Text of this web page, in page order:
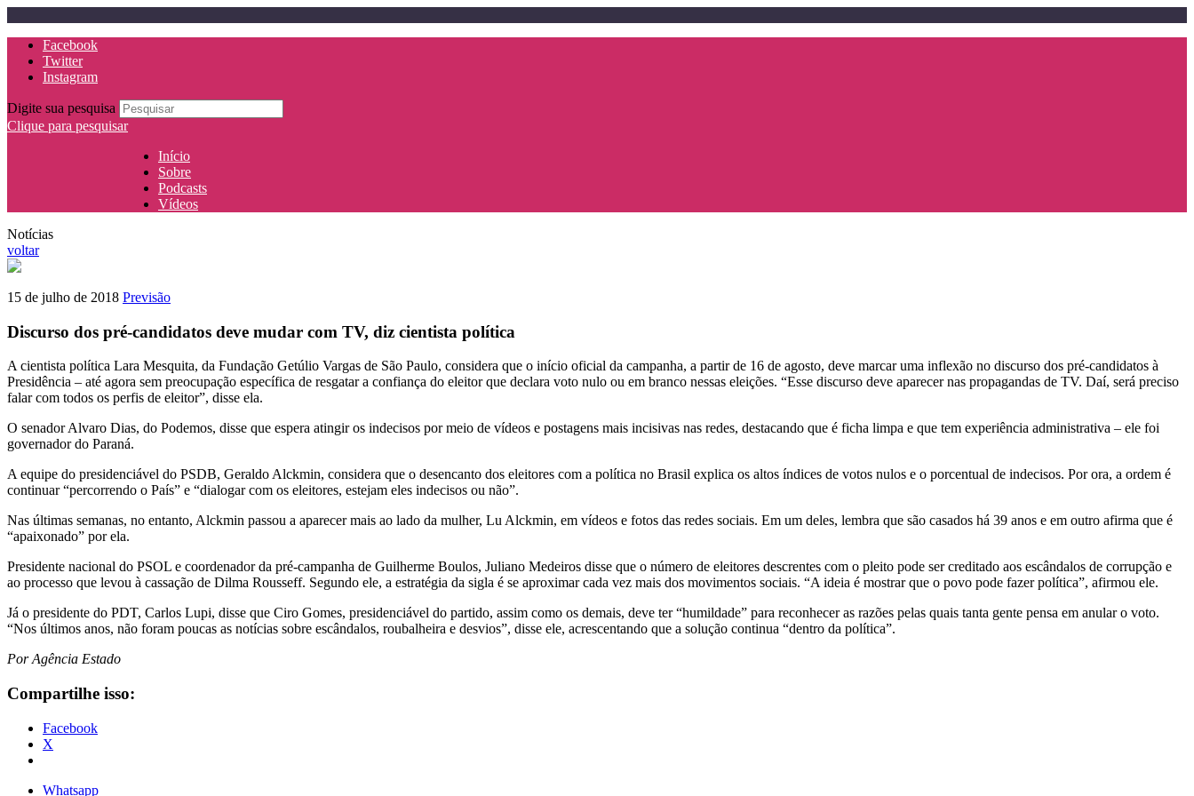
Facebook
Twitter
Instagram
Digite sua pesquisa
Clique para pesquisar
Início
Sobre
Podcasts
Vídeos
Notícias
voltar
15 de julho de 2018 Previsão
Discurso dos pré-candidatos deve mudar com TV, diz cientista política
A cientista política Lara Mesquita, da Fundação Getúlio Vargas de São Paulo, considera que o início oficial da campanha, a partir de 16 de agosto, deve marcar uma inflexão no discurso dos pré-candidatos à
Presidência – até agora sem preocupação específica de resgatar a confiança do eleitor que declara voto nulo ou em branco nessas eleições. “Esse discurso deve aparecer nas propagandas de TV. Daí, será preciso
falar com todos os perfis de eleitor”, disse ela.
O senador Alvaro Dias, do Podemos, disse que espera atingir os indecisos por meio de vídeos e postagens mais incisivas nas redes, destacando que é ficha limpa e que tem experiência administrativa – ele foi
governador do Paraná.
A equipe do presidenciável do PSDB, Geraldo Alckmin, considera que o desencanto dos eleitores com a política no Brasil explica os altos índices de votos nulos e o porcentual de indecisos. Por ora, a ordem é
continuar “percorrendo o País” e “dialogar com os eleitores, estejam eles indecisos ou não”.
Nas últimas semanas, no entanto, Alckmin passou a aparecer mais ao lado da mulher, Lu Alckmin, em vídeos e fotos das redes sociais. Em um deles, lembra que são casados há 39 anos e em outro afirma que é
“apaixonado” por ela.
Presidente nacional do PSOL e coordenador da pré-campanha de Guilherme Boulos, Juliano Medeiros disse que o número de eleitores descrentes com o pleito pode ser creditado aos escândalos de corrupção e
ao processo que levou à cassação de Dilma Rousseff. Segundo ele, a estratégia da sigla é se aproximar cada vez mais dos movimentos sociais. “A ideia é mostrar que o povo pode fazer política”, afirmou ele.
Já o presidente do PDT, Carlos Lupi, disse que Ciro Gomes, presidenciável do partido, assim como os demais, deve ter “humildade” para reconhecer as razões pelas quais tanta gente pensa em anular o voto.
“Nos últimos anos, não foram poucas as notícias sobre escândalos, roubalheira e desvios”, disse ele, acrescentando que a solução continua “dentro da política”.
Por Agência Estado
Compartilhe isso:
Facebook
X
Whatsapp